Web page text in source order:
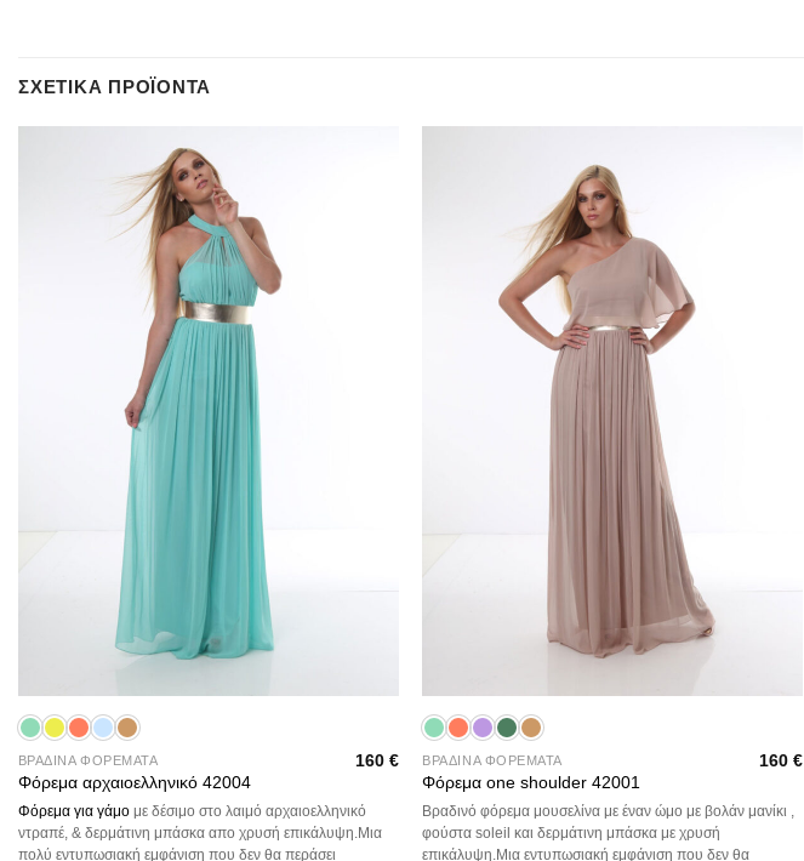
ΣΧΕΤΙΚΆ ΠΡΟΪΌΝΤΑ
ΒΡΑΔΙΝΑ ΦΟΡΕΜΑΤΑ
Φόρεμα αρχαιοελληνικό 42004
160 €
Φόρεμα για γάμομε δέσιμο στο λαιμό αρχαιοελληνικό
ντραπέ, & δερμάτινη μπάσκα απο χρυσή επικάλυψη.Μια
πολύ εντυπωσιακή εμφάνιση που δεν θα περάσει
ΒΡΑΔΙΝΑ ΦΟΡΕΜΑΤΑ
Φόρεμα one shoulder 42001
160€
Βραδινό φόρεμα μουσελίνα με έναν ώμο με βολάν μανίκι ,
φούστα soleil και δερμάτινη μπάσκα με χρυσή
επικάλυψη.Μια εντυπωσιακή εμφάνιση που δεν θα